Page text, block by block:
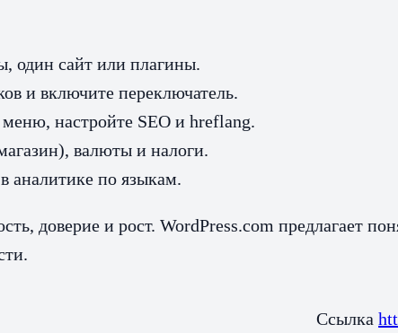
один сайт или плагины.
и включите переключатель.
настройте SEO и hreflang.
валюты и налоги.
аналитике по языкам.
доверие и рост. WordPress.com предлагает
Ссылка